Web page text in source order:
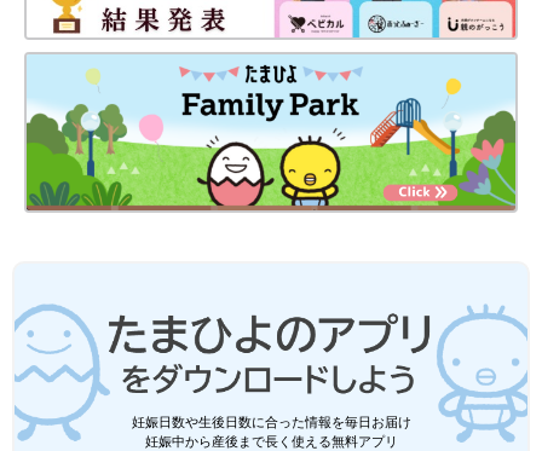
妊娠日数や生後日数に合った情報を毎日お届け
妊娠中から産後まで長く使える無料アプリ